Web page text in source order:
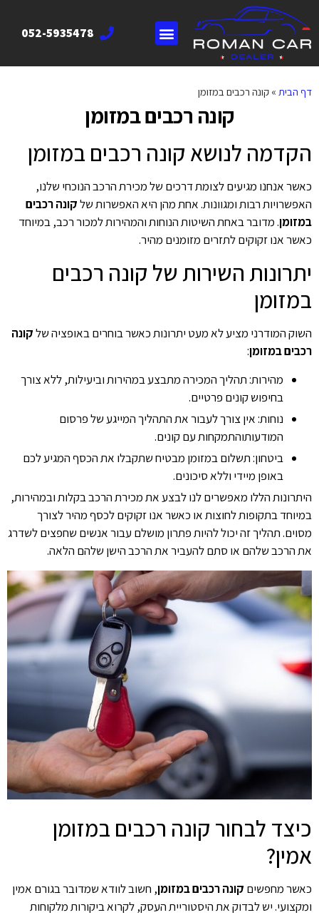
052-5935478
דף הבית » קונה רכבים במזומן
קונה רכבים במזומן
הקדמה לנושא קונה רכבים במזומן
כאשר אנחנו מגיעים לצומת דרכים של מכירת הרכב הנוכחי שלנו,
האפשרויות רבות ומגוונות. אחת מהן היא האפשרות שלקונה רכבים
במזומן. מדובר באחת השיטות הנוחות והמהירות למכור רכב, במיוחד
כאשר אנו זקוקים לתזרים מזומנים מהיר.
יתרונות השירות של קונה רכבים
במזומן
השוק המודרני מציע לא מעט יתרונות כאשר בוחרים באופציה שלקונה
רכבים במזומן:
מהירות: תהליך המכירה מתבצע במהירות וביעילות, ללא צורך
בחיפוש קונים פרטיים.
נוחות: אין צורך לעבור את התהליך המייגע של פרסום
המודעותוהתמקחות עם קונים.
ביטחון: תשלום במזומן מבטיח שתקבלו את הכסף המגיע לכם
באופן מיידי וללא סיכונים.
היתרונות הללו מאפשרים לנו לבצע את מכירת הרכב בקלות ובמהירות,
במיוחד בתקופות לחוצות או כאשר אנו זקוקים לכסף מהיר לצורך
מסוים. תהליך זה יכול להיות פתרון מושלם עבור אנשים שחפצים לשדרג
את הרכב שלהם או סתם להעביר את הרכב הישן שלהם הלאה.
כיצד לבחור קונה רכבים במזומן
אמין?
כאשר מחפשים קונה רכבים במזומן, חשוב לוודא שמדובר בגורם אמין
ומקצועי. יש לבדוק את היסטוריית העסק, לקרוא ביקורות מלקוחות